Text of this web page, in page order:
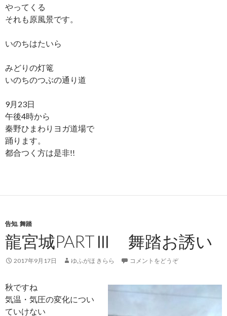
やってくる
それも原風景です。
いのちはたいら
みどりの灯篭
いのちのつぶの通り道
9月23日
午後4時から
秦野ひまわりヨガ道場で
踊ります。
都合つく方は是非!!
告知, 舞踏
龍宮城PARTⅢ 舞踏お誘い
2017年9月17日 ゆふがほ きらら コメントをどうぞ
秋ですね
気温・気圧の変化につい
ていけない